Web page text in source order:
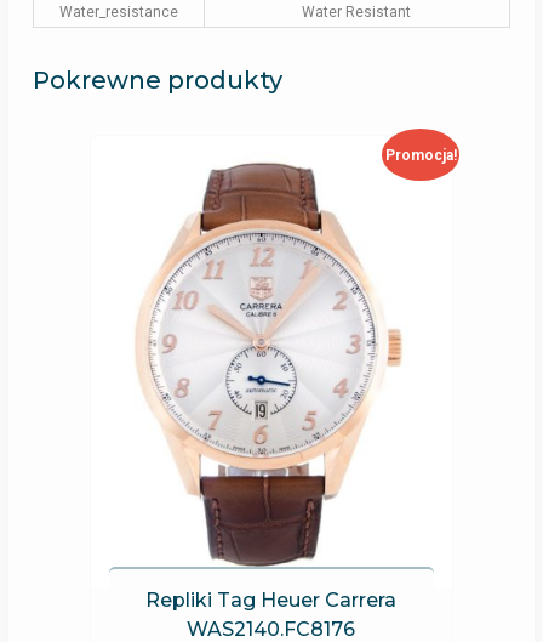
Water_resistance
Water Resistant
Pokrewne produkty
Promocja!
Repliki Tag Heuer Carrera
WAS2140.FC8176